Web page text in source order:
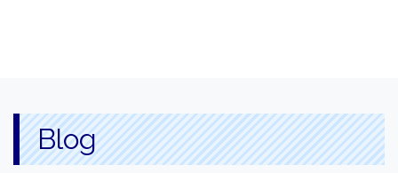
Blog